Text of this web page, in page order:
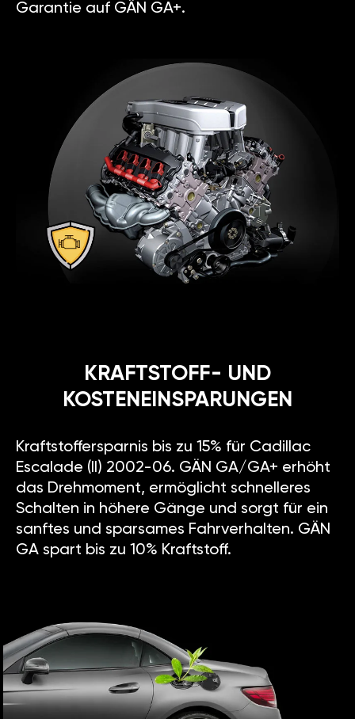
Garantie auf GÄN GA+.
KRAFTSTOFF- UND
KOSTENEINSPARUNGEN
Kraftstoffersparnis bis zu 15% für Cadillac
Escalade (II) 2002-06. GÄN GA/GA+ erhöht
das Drehmoment, ermöglicht schnelleres
Schalten in höhere Gänge und sorgt für ein
sanftes und sparsames Fahrverhalten. GÄN
GA spart bis zu 10% Kraftstoff.